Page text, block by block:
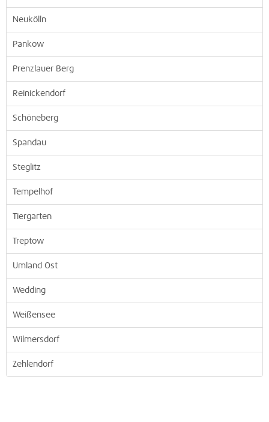
Neukölln
Pankow
Prenzlauer Berg
Reinickendorf
Schöneberg
Spandau
Steglitz
Tempelhof
Tiergarten
Treptow
Umland Ost
Wedding
Weißensee
Wilmersdorf
Zehlendorf